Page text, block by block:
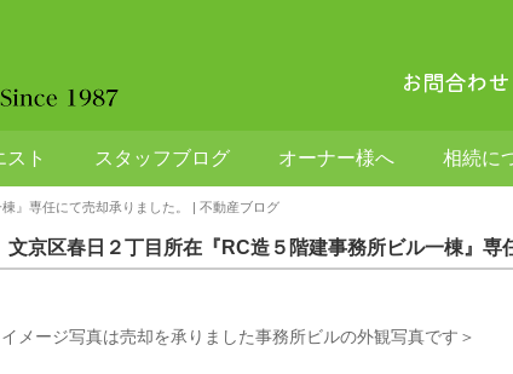
スト スタッフブログ オーナー様へ 相続に
』専任にて売却承りました。 | 不動産ブログ
文京区春日２丁目所在『RC造５階建事務所ビル一棟』専
イメージ写真は売却を承りました事務所ビルの外観写真です＞